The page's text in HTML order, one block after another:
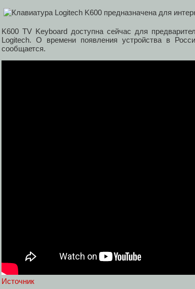
K600 TV Keyboard доступна сейчас для
Logitech. О времени появления устройства в
сообщается.
Источник